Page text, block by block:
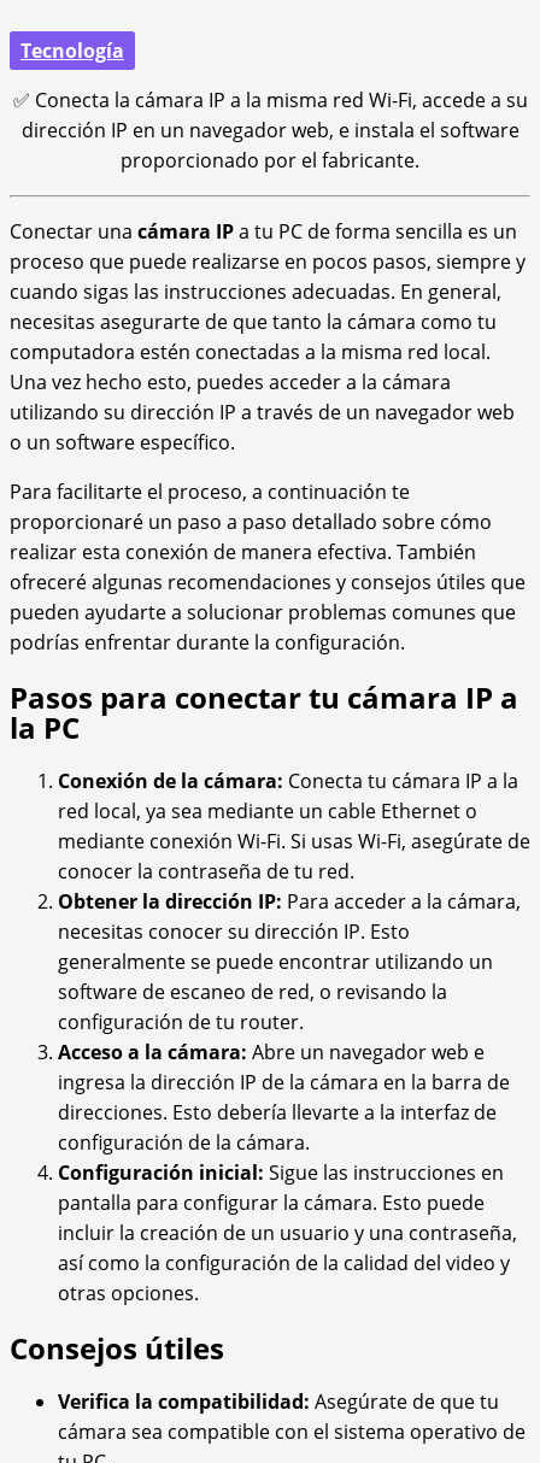
Tecnología
✅ Conecta la cámara IP a la misma red Wi-Fi, accede a su
dirección IP en un navegador web, e instala el software
proporcionado por el fabricante.
Conectar una cámara IPa tu PC de forma sencilla es un
proceso que puede realizarse en pocos pasos, siempre y
cuando sigas las instrucciones adecuadas. En general,
necesitas asegurarte de que tanto la cámara como tu
computadora estén conectadas a la misma red local.
Una vez hecho esto, puedes acceder a la cámara
utilizando su dirección IP a través de un navegador web
o un software específico.
Para facilitarte el proceso, a continuación te
proporcionaré un paso a paso detallado sobre cómo
realizar esta conexión de manera efectiva. También
ofreceré algunas recomendaciones y consejos útiles que
pueden ayudarte a solucionar problemas comunes que
podrías enfrentar durante la configuración.
Pasos para conectar tu cámara IP a
la PC
Conexión de la cámara: Conecta tu cámara IP a la
red local, ya sea mediante un cable Ethernet o
mediante conexión Wi-Fi. Si usas Wi-Fi, asegúrate de
conocer la contraseña de tu red.
Obtener la dirección IP: Para acceder a la cámara,
necesitas conocer su dirección IP. Esto
generalmente se puede encontrar utilizando un
software de escaneo de red, o revisando la
configuración de tu router.
Acceso a la cámara: Abre un navegador web e
ingresa la dirección IP de la cámara en la barra de
direcciones. Esto debería llevarte a la interfaz de
configuración de la cámara.
Configuración inicial: Sigue las instrucciones en
pantalla para configurar la cámara. Esto puede
incluir la creación de un usuario y una contraseña,
así como la configuración de la calidad del video y
otras opciones.
Consejos útiles
Verifica la compatibilidad: Asegúrate de que tu
cámara sea compatible con el sistema operativo de